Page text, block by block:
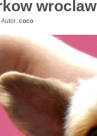
wroclaw
Autor: coco